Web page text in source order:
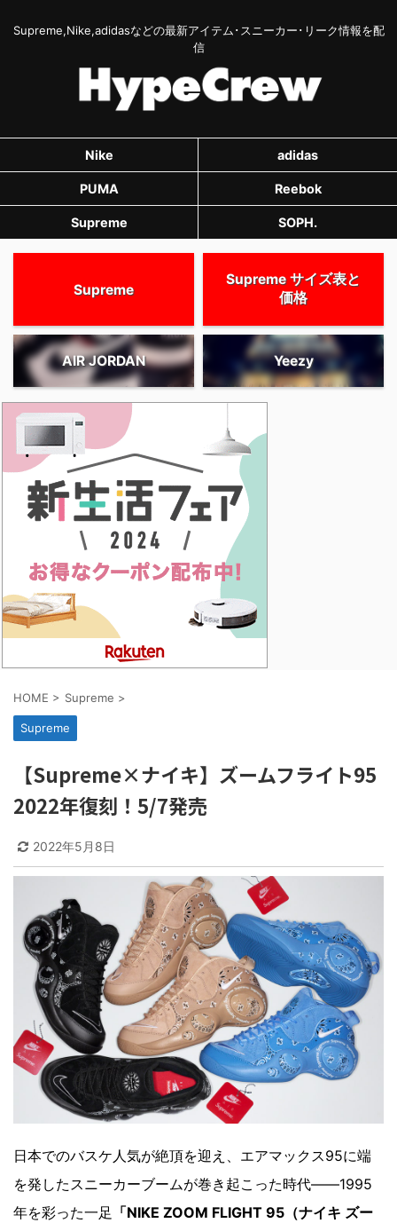
Supreme,Nike,adidasなどの最新アイテム･スニーカー･リーク情報を配
信
Nike adidas
PUMA Reebok
Supreme SOPH.
Supreme
Supreme サイズ表と
価格
AIR JORDAN Yeezy
HOME > Supreme >
Supreme
【Supreme×ナイキ】ズームフライト95
2022年復刻！5/7発売
2022年5月8日
日本でのバスケ人気が絶頂を迎え、エアマックス95に端
を発したスニーカーブームが巻き起こった時代――1995
年を彩った一足 「NIKE ZOOM FLIGHT 95（ナイキ ズー